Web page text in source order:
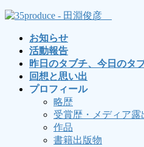
コ
ナ
お知らせ
活動報告
昨日のタブチ、今日のタ
回想と思い出
プロフィール
略歴
受賞歴・メディア露
作品
書籍出版物